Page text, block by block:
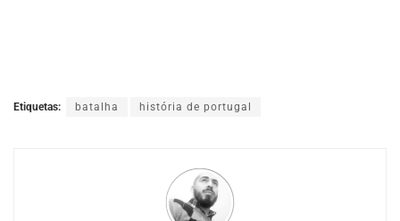
Etiquetas: batalha história de portugal